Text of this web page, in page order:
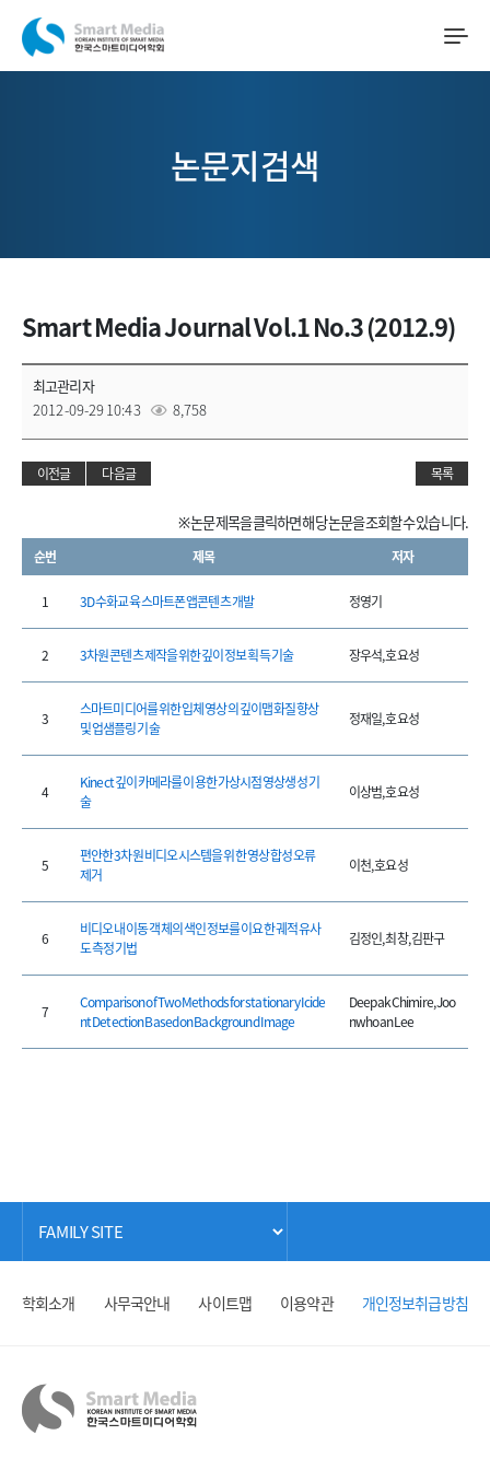
논문지검색
Smart Media Journal Vol.1 No.3 (2012.9)
최고관리자
2012-09-29 10:43
8,758
이전글 다음글 목록
※ 논문 제목을 클릭하면 해당 논문을 조회할 수 있습니다.
순번 제목 저자
1 3D 수화교육 스마트폰 앱콘텐츠 개발 정영기
2 3차원 콘텐츠 제작을 위한 깊이 정보 획득 기술 장우석, 호요성
3
스마트미디어를 위한 입체 영상의 깊이맵 화질 향상
및 업샘플링 기술
정재일, 호요성
4
Kinect 깊이 카메라를 이용한 가상시점 영상생성 기
술
이상범, 호요성
5
편안한 3차원 비디오 시스템을 위한 영상 합성 오류
제거
이천, 호요성
6
비디오 내 이동 객체의 색인 정보를 이요한 궤적 유사
도 측정 기법
김정인, 최창, 김판구
7
Comparison of Two Methods for stationary Icide
nt Detection Based on Background Image
Deepak Chimire, Joo
nwhoan Lee
학회소개 사무국안내 사이트맵 이용약관 개인정보취급방침